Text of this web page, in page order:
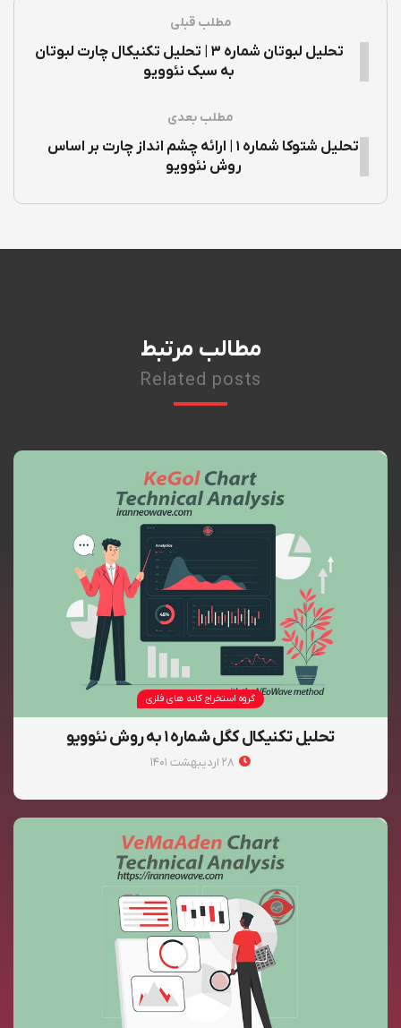
مطلب قبلی
تحلیل لبوتان شماره ۳ | تحلیل تکنیکال چارت لبوتان
به سبک نئوویو
مطلب بعدی
تحلیل شتوکا شماره ۱ | ارائه چشم انداز چارت بر اساس
روش نئوویو
مطالب مرتبط
Related posts
گروه استخراج کانه های فلزی
تحلیل تکنیکال کگل شماره ۱ به روش نئوویو